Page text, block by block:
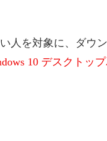
人を対象に、ダウ
10 デスクトッ